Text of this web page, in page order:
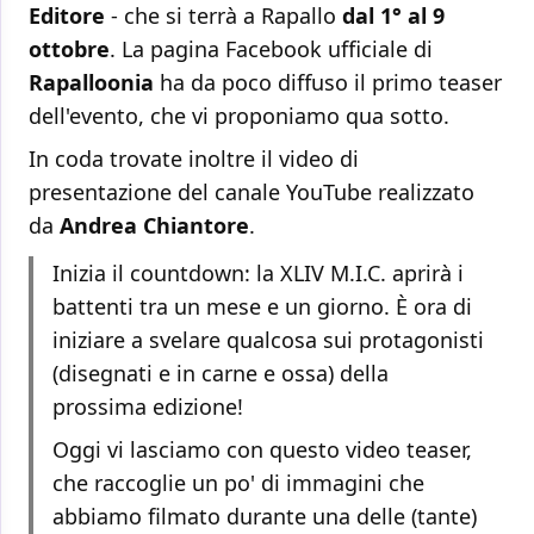
Editore - che si terrà a Rapallo dal 1° al 9
ottobre. La pagina Facebook ufficiale di
Rapalloonia ha da poco diffuso il primo teaser
dell'evento, che vi proponiamo qua sotto.
In coda trovate inoltre il video di
presentazione del canale YouTube realizzato
da Andrea Chiantore.
Inizia il countdown: la XLIV M.I.C. aprirà i
battenti tra un mese e un giorno. È ora di
iniziare a svelare qualcosa sui protagonisti
(disegnati e in carne e ossa) della
prossima edizione!
Oggi vi lasciamo con questo video teaser,
che raccoglie un po' di immagini che
abbiamo filmato durante una delle (tante)